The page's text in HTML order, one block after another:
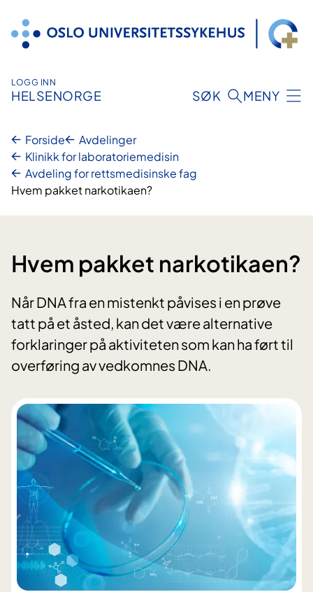
innhold
LOGG INN
HELSENORGE SØK MENY
Forside
Avdelinger
Klinikk for laboratoriemedisin
Avdeling for rettsmedisinske fag
Hvem pakket narkotikaen?
Hvem pakket narkotikaen?
Når DNA fra en mistenkt påvises i en prøve
tatt på et åsted, kan det være alternative
forklaringer på aktiviteten som kan ha ført til
overføring av vedkomnes DNA.